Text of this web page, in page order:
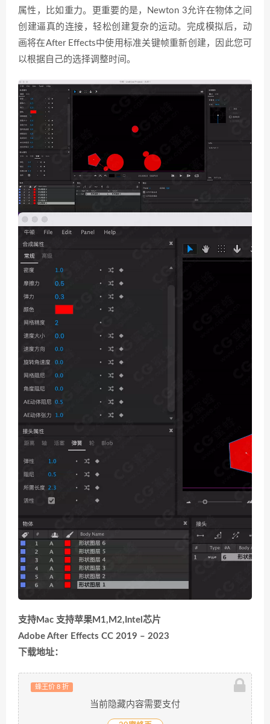
属性，比如重力。更重要的是，Newton 3允许在物体之间
创建逼真的连接，轻松创建复杂的运动。完成模拟后，动
画将在After Effects中使用标准关键帧重新创建，因此您可
以根据自己的选择调整时间。
支持Mac 支持苹果M1,M2,Intel芯片
Adobe After Effects CC 2019 – 2023
下载地址：
蜂王价 8 折
当前隐藏内容需要支付